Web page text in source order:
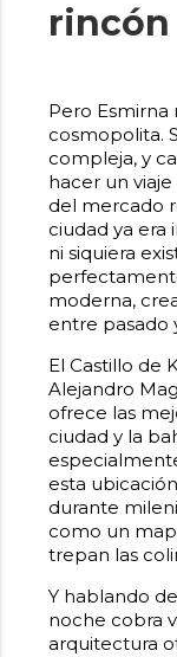
rincón
Pero Esmirna
cosmopolita.
compleja, y
hacer un
del mercado
ciudad ya
ni siquiera
moderna,
entre pasado
El Castillo de
Alejandro
ofrece las
ciudad y la
esta
durante
como un
trepan las
Y hablando
noche cobra
arquitectura